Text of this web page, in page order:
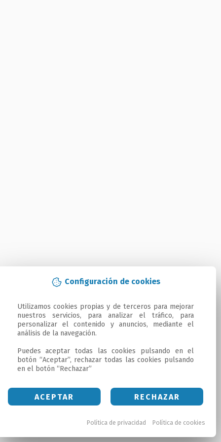
Configuración de cookies
Utilizamos cookies propias y de terceros para mejorar
nuestros servicios, para analizar el tráfico, para
personalizar el contenido y anuncios, mediante el
análisis de la navegación.
Puedes aceptar todas las cookies pulsando en el
botón “Aceptar”, rechazar todas las cookies pulsando
en el botón “Rechazar”
ACEPTAR RECHAZAR
Política de privacidad Política de cookies